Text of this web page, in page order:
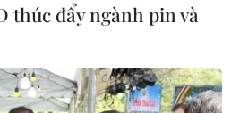
thúc đẩy ngành pin và